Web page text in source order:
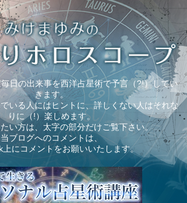
日の出来事を西洋占星術で予言（?!）してい
きます。
いる人にはヒントに、詳しくない人はそれな
りに（!）楽しめます。
い方は、太字の部分だけご覧下さい。
当ブログへのコメントは、
にコメントをお願いいたします。